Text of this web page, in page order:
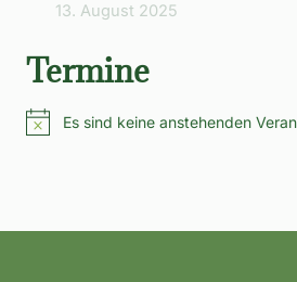
13. August 2025
Termine
HinweisEs sind keine anstehenden